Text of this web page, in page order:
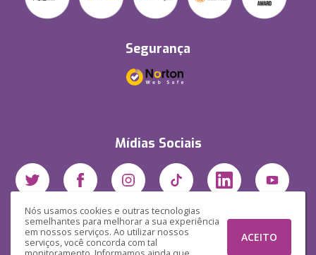
Nós usamos cookies e outras tecnologias
semelhantes para melhorar a sua experiência
em nossos serviços. Ao utilizar nossos
serviços, você concorda com tal
ACEITO
Segurança
Mídias Sociais